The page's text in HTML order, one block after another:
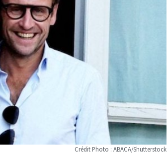
Crédit Photo : ABACA/Shutterstock